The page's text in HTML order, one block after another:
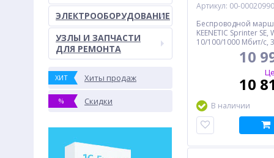
ЭЛЕКТРООБОРУДОВАНИЕ
УЗЛЫ И ЗАПЧАСТИ
ДЛЯ РЕМОНТА
ХИТ Хиты продаж
% Скидки
Артикул: 00-00020990
Беспроводной
KEENETIC Sprinter SE,
10/100/1000 Мбит/с,
10/100/1000 Мбит/с,
10
10
В наличии